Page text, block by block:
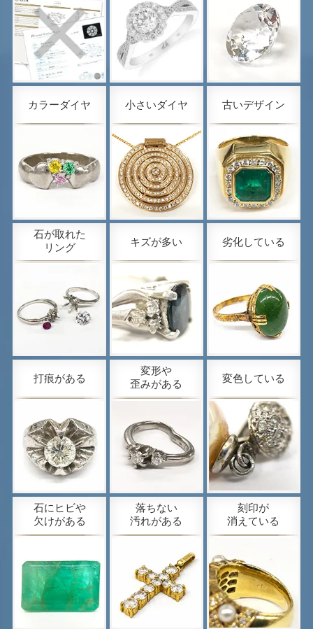
カラーダイヤ 小さいダイヤ 古いデザイン
石が取れた
リング
キズが多い 劣化している
打痕がある
変形や
歪みがある
変色している
石にヒビや
欠けがある
落ちない
汚れがある
刻印が
消えている